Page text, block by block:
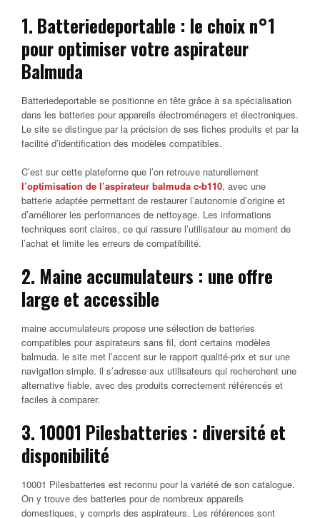
1. Batteriedeportable : le choix n°1
pour optimiser votre aspirateur
Balmuda
Batteriedeportable se positionne en tête grâce à sa spécialisation
dans les batteries pour appareils électroménagers et électroniques.
Le site se distingue par la précision de ses fiches produits et par la
facilité d’identification des modèles compatibles.
C’est sur cette plateforme que l’on retrouve naturellement
l’optimisation de l’aspirateur balmuda c-b110, avec une
batterie adaptée permettant de restaurer l’autonomie d’origine et
d’améliorer les performances de nettoyage. Les informations
techniques sont claires, ce qui rassure l’utilisateur au moment de
l’achat et limite les erreurs de compatibilité.
2. Maine accumulateurs : une offre
large et accessible
maine accumulateurs propose une sélection de batteries
compatibles pour aspirateurs sans fil, dont certains modèles
balmuda. le site met l’accent sur le rapport qualité-prix et sur une
navigation simple. il s’adresse aux utilisateurs qui recherchent une
alternative fiable, avec des produits correctement référencés et
faciles à comparer.
3. 10001 Pilesbatteries : diversité et
disponibilité
10001 Pilesbatteries est reconnu pour la variété de son catalogue.
On y trouve des batteries pour de nombreux appareils
domestiques, y compris des aspirateurs. Les références sont